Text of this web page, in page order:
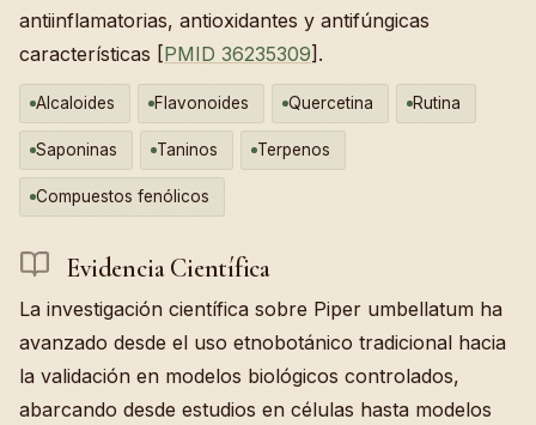
antiinflamatorias, antioxidantes y antifúngicas
características [PMID 36235309].
Alcaloides Flavonoides Quercetina Rutina
Saponinas Taninos Terpenos
Compuestos fenólicos
Evidencia Científica
La investigación científica sobre Piper umbellatum ha
avanzado desde el uso etnobotánico tradicional hacia
la validación en modelos biológicos controlados,
abarcando desde estudios en células hasta modelos